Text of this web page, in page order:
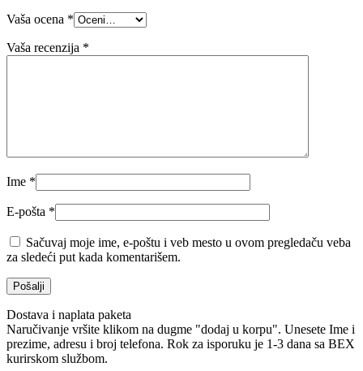
Vaša ocena *
Vaša recenzija *
Ime *
E-pošta *
Sačuvaj moje ime, e-poštu i veb mesto u ovom pregledaču veba
za sledeći put kada komentarišem.
Dostava i naplata paketa
Naručivanje vršite klikom na dugme "dodaj u korpu". Unesete Ime i
prezime, adresu i broj telefona. Rok za isporuku je 1-3 dana sa BEX
kurirskom službom.